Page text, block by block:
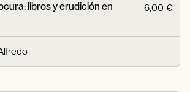
libros y erudición en
6,00 €